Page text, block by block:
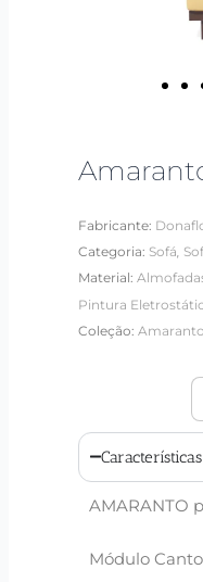
Fabricante:
Categoria: Sofá
Material:
Pintura
Coleção:Amaranto
Características
AMARANTO
Módulo Canto